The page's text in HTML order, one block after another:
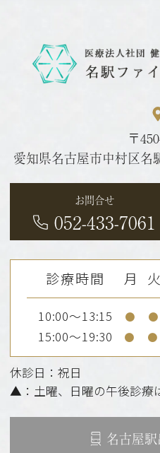
〒
愛知県名古屋市中村区名
お問合せ
052-433-7061
診療時間 月 火
10:00～13:15 ● ●
15:00～19:30 ● ●
休診日：祝日
▲：土曜、日曜の午後診療
名古屋